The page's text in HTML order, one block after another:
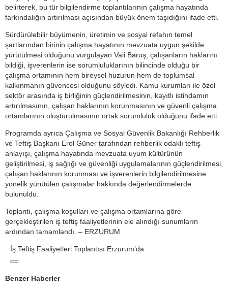
belirterek, bu tür bilgilendirme toplantılarının çalışma hayatında
farkındalığın artırılması açısından büyük önem taşıdığını ifade etti.
Sürdürülebilir büyümenin, üretimin ve sosyal refahın temel
şartlarından birinin çalışma hayatının mevzuata uygun şekilde
yürütülmesi olduğunu vurgulayan Vali Baruş, çalışanların haklarını
bildiği, işverenlerin ise sorumluluklarının bilincinde olduğu bir
çalışma ortamının hem bireysel huzurun hem de toplumsal
kalkınmanın güvencesi olduğunu söyledi. Kamu kurumları ile özel
sektör arasında iş birliğinin güçlendirilmesinin, kayıtlı istihdamın
artırılmasının, çalışan haklarının korunmasının ve güvenli çalışma
ortamlarının oluşturulmasının ortak sorumluluk olduğunu ifade etti.
Programda ayrıca Çalışma ve Sosyal Güvenlik Bakanlığı Rehberlik
ve Teftiş Başkanı Erol Güner tarafından rehberlik odaklı teftiş
anlayışı, çalışma hayatında mevzuata uyum kültürünün
geliştirilmesi, iş sağlığı ve güvenliği uygulamalarının güçlendirilmesi,
çalışan haklarının korunması ve işverenlerin bilgilendirilmesine
yönelik yürütülen çalışmalar hakkında değerlendirmelerde
bulunuldu.
Toplantı, çalışma koşulları ve çalışma ortamlarına göre
gerçekleştirilen iş teftiş faaliyetlerinin ele alındığı sunumların
ardından tamamlandı. – ERZURUM
İş Teftiş Faaliyetleri Toplantısı Erzurum’da
Benzer Haberler